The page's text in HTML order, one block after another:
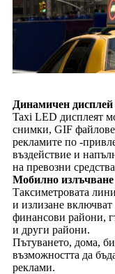
Динамичен
Taxi LED дисплеят
снимки, GIF
рекламите по -
въздействие и
на превозни
Мобилно
Таксиметровата
и излизане
финансови райони,
и други райони.
Пътуването, дома,
възможността да
реклами.